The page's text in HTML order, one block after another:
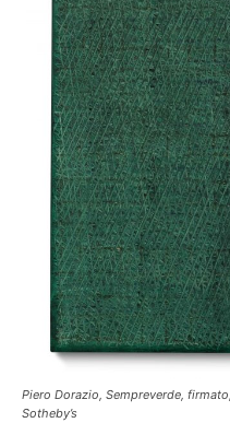
Piero Dorazio, Sempreverde,
Sotheby’s